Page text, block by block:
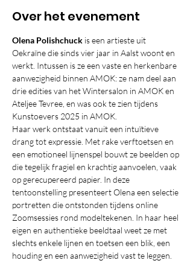
Over het evenement
Olena Polishchuck is een artieste uit
Oekraïne die sinds vier jaar in Aalst woont en
werkt. Intussen is ze een vaste en herkenbare
aanwezigheid binnen AMOK: ze nam deel aan
drie edities van het Wintersalon in AMOK en
Ateljee Tevree, en was ook te zien tijdens
Kunstoevers 2025 in AMOK.
Haar werk ontstaat vanuit een intuïtieve
drang tot expressie. Met rake verftoetsen en
een emotioneel lijnenspel bouwt ze beelden op
die tegelijk fragiel en krachtig aanvoelen, vaak
op gerecupereerd papier. In deze
tentoonstelling presenteert Olena een selectie
portretten die ontstonden tijdens online
Zoomsessies rond modeltekenen. In haar heel
eigen en authentieke beeldtaal weet ze met
slechts enkele lijnen en toetsen een blik, een
houding en een aanwezigheid vast te leggen.